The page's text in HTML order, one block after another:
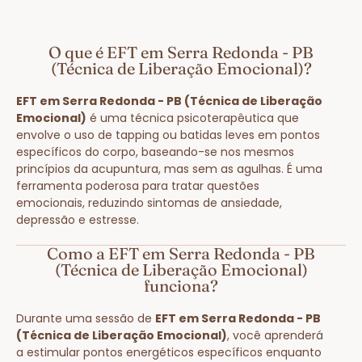
O que é EFT em Serra Redonda - PB
(Técnica de Liberação Emocional)?
EFT em Serra Redonda - PB (Técnica de Liberação
Emocional) é uma técnica psicoterapêutica que
envolve o uso de tapping ou batidas leves em pontos
específicos do corpo, baseando-se nos mesmos
princípios da acupuntura, mas sem as agulhas. É uma
ferramenta poderosa para tratar questões
emocionais, reduzindo sintomas de ansiedade,
depressão e estresse.
Como a EFT em Serra Redonda - PB
(Técnica de Liberação Emocional)
funciona?
Durante uma sessão de EFT em Serra Redonda - PB
(Técnica de Liberação Emocional), você aprenderá
a estimular pontos energéticos específicos enquanto